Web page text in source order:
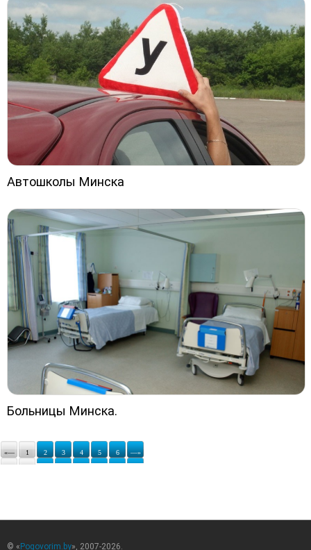
Автошколы Минска
Больницы Минска.
«— 1 2 3 4 5 6 —»
© « Pogovorim.by», 2007-2026.